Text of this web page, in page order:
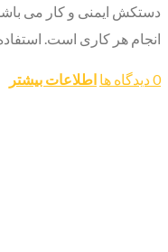
دستکش ایمنی و کار می
انجام هر کاری است. استفاده
0 دیدگاه ها اطلاعات بیشتر